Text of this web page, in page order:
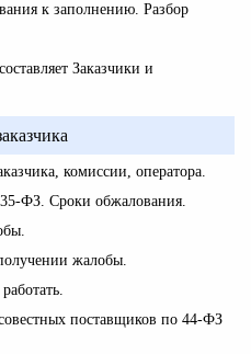
к заполнению. Разбор
Заказчики и
комиссии, оператора.
ФЗ. Сроки обжалования.
жалобы.
поставщиков по 44-ФЗ